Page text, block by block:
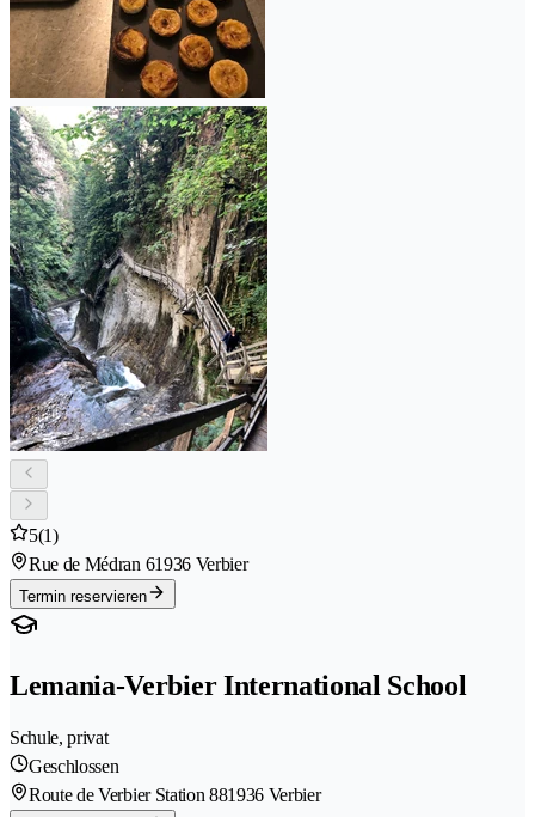
5(1)
Rue de Médran 61936 Verbier
Termin reservieren
Lemania-Verbier International School
Schule, privat
Geschlossen
Route de Verbier Station 881936 Verbier